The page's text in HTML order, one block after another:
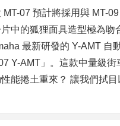
07 預計將採用與 MT-
中的狐狸面具造型極為吻
最新研發的 Y-AMT 自
Y-AMT」。這款中量級街
能捲土重來？ 讓我們拭目